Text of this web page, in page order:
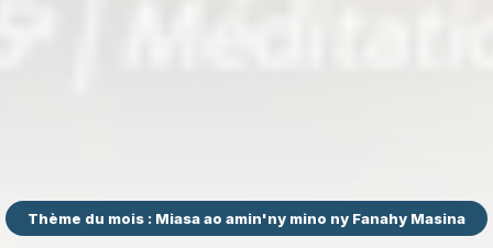
Thème du mois : Miasa ao amin'ny mino ny Fanahy Masina